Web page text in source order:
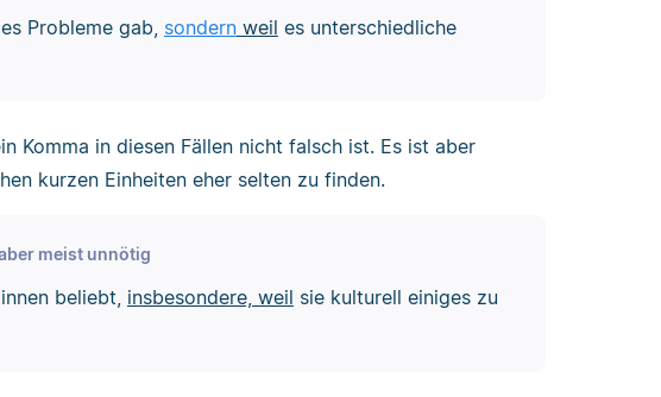
Probleme gab, sondernweil es unterschiedliche
Komma in diesen Fällen nicht falsch ist. Es ist aber
kurzen Einheiten eher selten zu finden.
meist unnötig
beliebt, insbesondere, weil sie kulturell einiges zu